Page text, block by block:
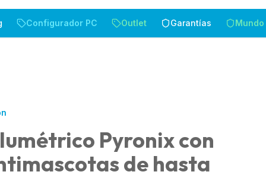
Configurador PC Outlet Garantías
Pyronix con
de hasta